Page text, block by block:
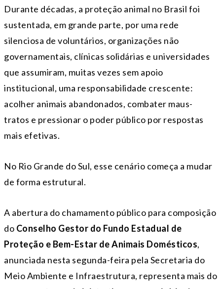
Durante décadas, a proteção animal no Brasil foi
sustentada, em grande parte, por uma rede
silenciosa de voluntários, organizações não
governamentais, clínicas solidárias e universidades
que assumiram, muitas vezes sem apoio
institucional, uma responsabilidade crescente:
acolher animais abandonados, combater maus-
tratos e pressionar o poder público por respostas
mais efetivas.
No Rio Grande do Sul, esse cenário começa a mudar
de forma estrutural.
A abertura do chamamento público para composição
do Conselho Gestor do Fundo Estadual de
Proteção e Bem-Estar de Animais Domésticos,
anunciada nesta segunda-feira pela Secretaria do
Meio Ambiente e Infraestrutura, representa mais do